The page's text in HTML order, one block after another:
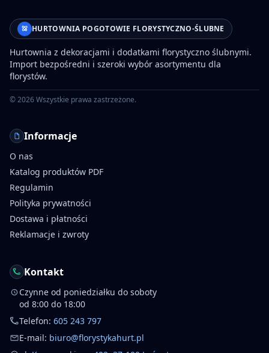
HURTOWNIA POGOTOWIE FLORYSTYCZNO-ŚLUBNE
Hurtownia z dekoracjami i dodatkami florystyczno ślubnymi.
Import bezpośredni i szeroki wybór asortymentu dla
florystów.
©2026Wszystkie prawa zastrzeżone.
Informacje
O nas
Katalog produktów PDF
Regulamin
Polityka prywatności
Dostawa i płatności
Reklamacje i zwroty
Kontakt
Czynne od poniedziałku do soboty
od 8:00 do 18:00
Telefon: 605 243 797
E-mail: biuro@florystykahurt.pl